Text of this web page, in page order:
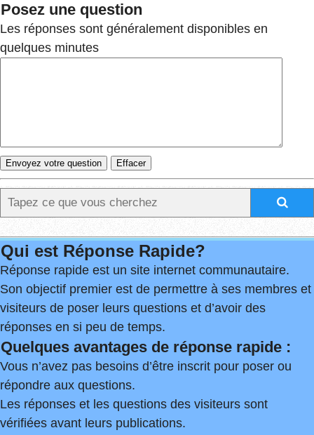
Posez une question
Les réponses sont généralement disponibles en
quelques minutes
Qui est Réponse Rapide?
Réponse rapide est un site internet communautaire.
Son objectif premier est de permettre à ses membres et
visiteurs de poser leurs questions et d’avoir des
réponses en si peu de temps.
Quelques avantages de réponse rapide :
Vous n’avez pas besoins d’être inscrit pour poser ou
répondre aux questions.
Les réponses et les questions des visiteurs sont
vérifiées avant leurs publications.